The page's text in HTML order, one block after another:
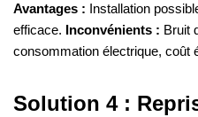
Avantages : Installation
efficace. Inconvénients : Bruit
consommation électrique, coût
Solution 4 :